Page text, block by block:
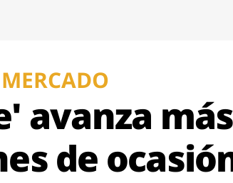
MERCADO
avanza
de